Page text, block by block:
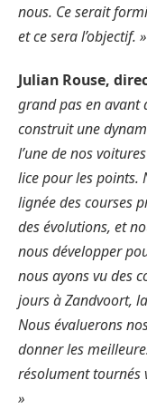
nous. Ce serait
et ce sera l’objectif. »
Julian Rouse,
grand pas en avant
construit une
l’une de nos
lice pour les points.
lignée des courses
des évolutions, et
nous développer
nous ayons vu des
jours à Zandvoort,
Nous évaluerons
donner les
résolument tournés
»